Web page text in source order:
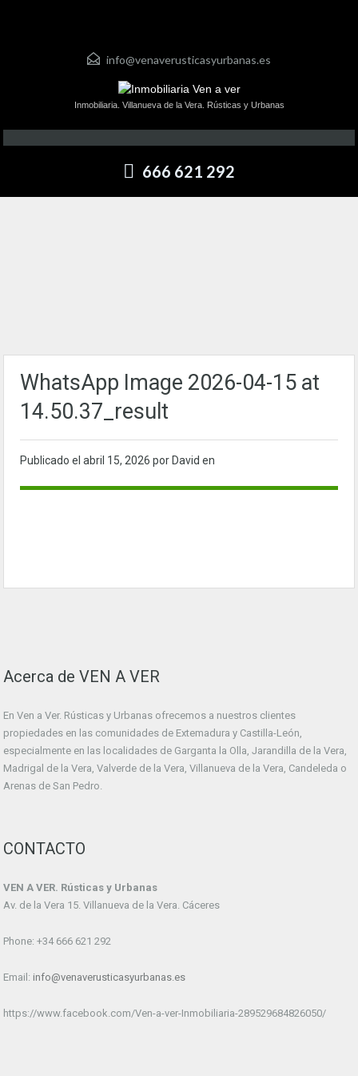
info@venaverusticasyurbanas.es
Inmobiliaria. Villanueva de la Vera. Rústicas y Urbanas
666 621 292
WhatsApp Image 2026-04-15 at
14.50.37_result
Publicado el abril 15, 2026 por David en
Acerca de VEN A VER
En Ven a Ver. Rústicas y Urbanas ofrecemos a nuestros clientes
propiedades en las comunidades de Extemadura y Castilla-León,
especialmente en las localidades de Garganta la Olla, Jarandilla de la Vera,
Madrigal de la Vera, Valverde de la Vera, Villanueva de la Vera, Candeleda o
Arenas de San Pedro.
CONTACTO
VEN A VER. Rústicas y Urbanas
Av. de la Vera 15. Villanueva de la Vera. Cáceres
Phone: +34 666 621 292
Email: info@venaverusticasyurbanas.es
https://www.facebook.com/Ven-a-ver-Inmobiliaria-289529684826050/